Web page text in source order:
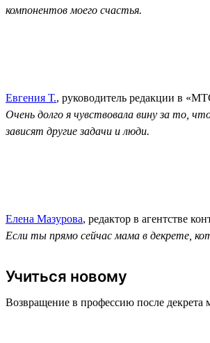
компонентов моего счастья.
Евгения Т., руководитель редакции в
Очень долго я чувствовала вину за то,
зависят другие задачи и люди.
Елена Мазурова, редактор в агентстве
Если ты прямо сейчас мама в декрете,
Учиться новому
Возвращение в профессию после